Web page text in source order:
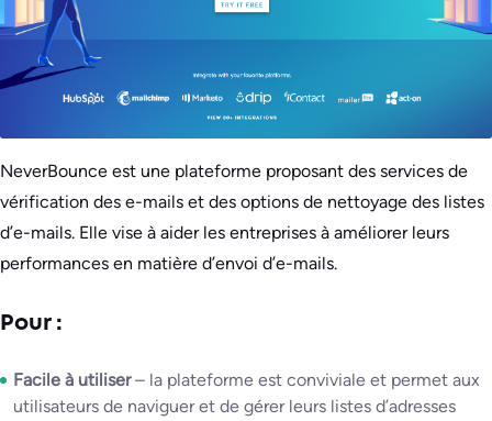
NeverBounce est une plateforme proposant des services de
vérification des e-mails et des options de nettoyage des listes
d’e-mails. Elle vise à aider les entreprises à améliorer leurs
performances en matière d’envoi d’e-mails.
Pour :
Facile à utiliser– la plateforme est conviviale et permet aux
utilisateurs de naviguer et de gérer leurs listes d’adresses